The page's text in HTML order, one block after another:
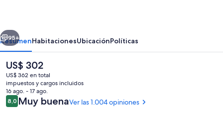
Siguiente
95+
ResumenHabitacionesUbicaciónPolíticas
El
precio
actual
es
de
US$ 302
US$ 302
US$ 362 en total
impuestos y cargos incluidos
16 ago. - 17 ago.
Opiniones
8,08,0 de 10
Muy buenaVer las 1.004 opiniones